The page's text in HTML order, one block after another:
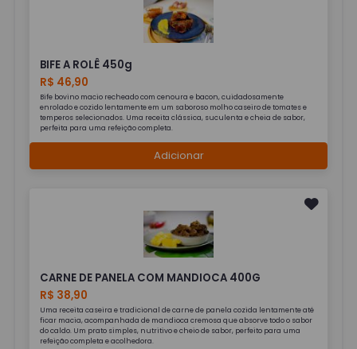
BIFE A ROLÊ 450g
R$ 46,90
Bife bovino macio recheado com cenoura e bacon, cuidadosamente
enrolado e cozido lentamente em um saboroso molho caseiro de tomates e
temperos selecionados. Uma receita clássica, suculenta e cheia de sabor,
perfeita para uma refeição completa.
Adicionar
CARNE DE PANELA COM MANDIOCA 400G
R$ 38,90
Uma receita caseira e tradicional de carne de panela cozida lentamente até
ficar macia, acompanhada de mandioca cremosa que absorve todo o sabor
do caldo. Um prato simples, nutritivo e cheio de sabor, perfeito para uma
refeição completa e acolhedora.